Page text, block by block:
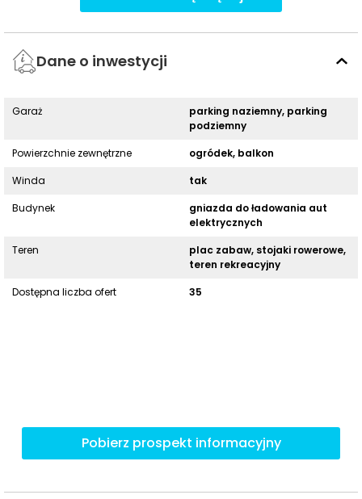
Dane o inwestycji
Garaż
parking naziemny, parking
podziemny
Powierzchnie zewnętrzne
ogródek, balkon
Winda
tak
Budynek
gniazda do ładowania aut
elektrycznych
Teren
plac zabaw, stojaki rowerowe,
teren rekreacyjny
Dostępna liczba ofert
35
Pobierz prospekt informacyjny